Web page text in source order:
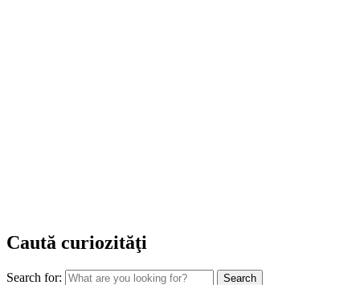
Caută curiozităţi
Search for: